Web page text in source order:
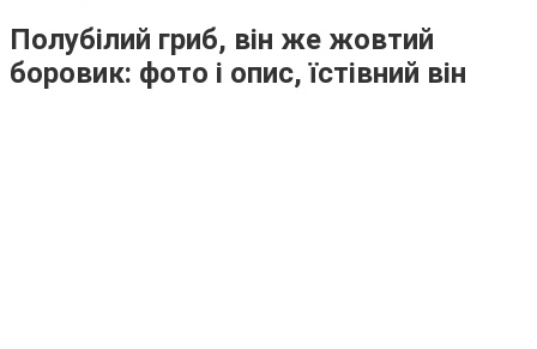
Полубілий гриб, він же жовтий
боровик: фото і опис, їстівний він